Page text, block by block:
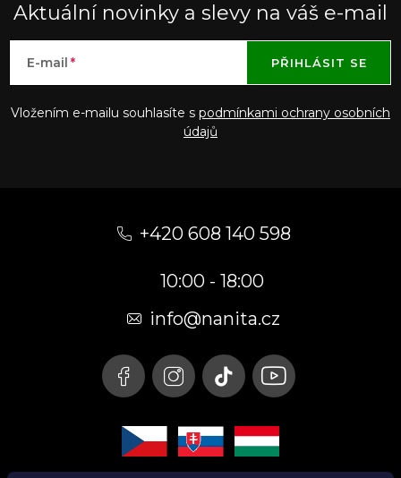
Aktuální novinky a slevy na váš e-mail
E-mail
Vložením e-mailu souhlasíte s podmínkami ochrany osobních
údajů
PŘIHLÁSIT SE
+420 608 140 598
10:00 - 18:00
info@nanita.cz